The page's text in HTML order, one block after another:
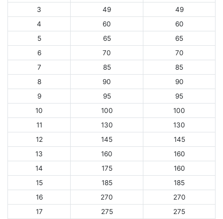
3
49
49
4
60
60
5
65
65
6
70
70
7
85
85
8
90
90
9
95
95
10
100
100
11
130
130
12
145
145
13
160
160
14
175
160
15
185
185
16
270
270
17
275 275